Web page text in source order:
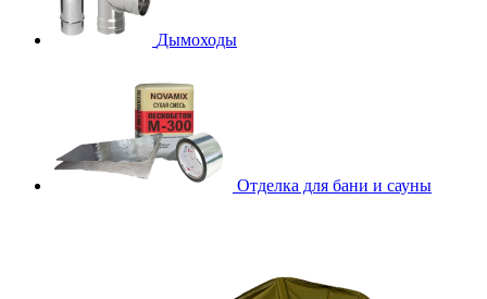
Дымоходы
Отделка для бани и сауны